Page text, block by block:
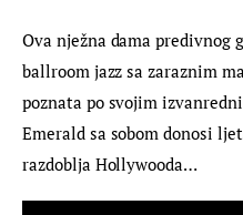
Ova nježna dama predivnog
ballroom jazz sa zaraznim
poznata po svojim
Emerald sa sobom donosi
razdoblja Hollywooda…